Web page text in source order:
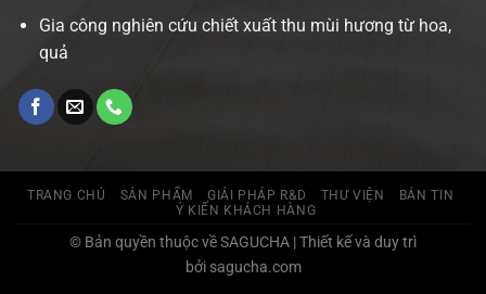
Gia công nghiên cứu chiết xuất thu mùi hương từ hoa,
quả
TRANG CHỦ SẢN PHẨM GIẢI PHÁP R&D THƯ VIỆN
BẢN TIN
Ý KIẾN KHÁCH HÀNG
© Bản quyền thuộc về SAGUCHA | Thiết kế và duy trì
bởi sagucha.com